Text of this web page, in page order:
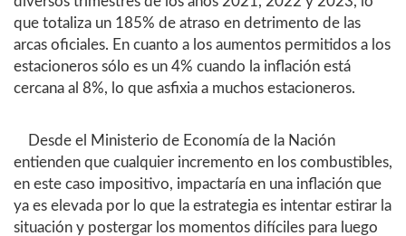
que totaliza un 185% de atraso en detrimento de las
arcas oficiales. En cuanto a los aumentos permitidos a los
estacioneros sólo es un 4% cuando la inflación está
cercana al 8%, lo que asfixia a muchos estacioneros.
Desde el Ministerio de Economía de la Nación
entienden que cualquier incremento en los combustibles,
en este caso impositivo, impactaría en una inflación que
ya es elevada por lo que la estrategia es intentar estirar la
situación y postergar los momentos difíciles para luego